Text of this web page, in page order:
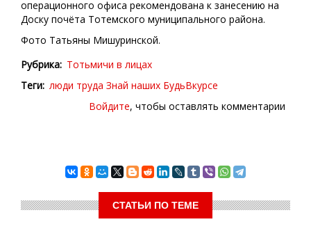
операционного офиса рекомендована к занесению на
Доску почёта Тотемского муниципального района.
Фото Татьяны Мишуринской.
Рубрика Тотьмичи в лицах
Теги люди труда Знай наших БудьВкурсе
Войдите, чтобы оставлять комментарии
СТАТЬИ ПО ТЕМЕ